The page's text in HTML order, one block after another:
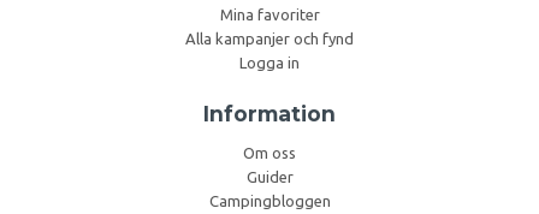
Mina favoriter
Alla kampanjer och fynd
Logga in
Information
Om oss
Guider
Campingbloggen